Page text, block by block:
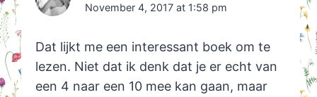
November 4, 2017 at 1:58 pm
Dat lijkt me een interessant boek om te
lezen. Niet dat ik denk dat je er echt van
een 4 naar een 10 mee kan gaan, maar